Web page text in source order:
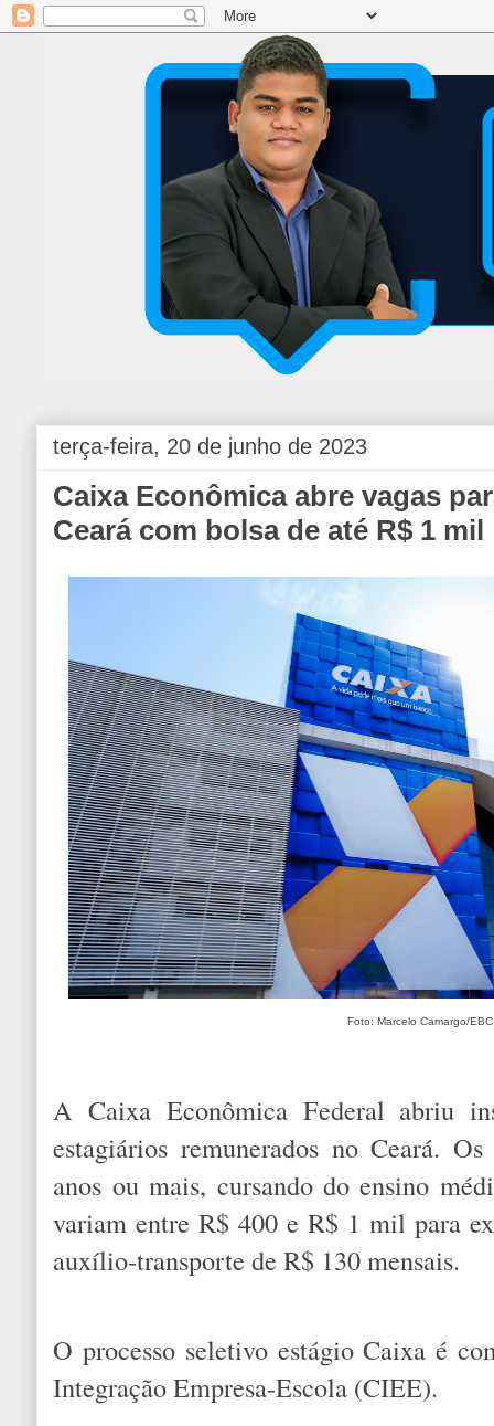
terça-feira, 20 de junho de 2023
Caixa Econômica abre vagas
Ceará com bolsa de até R$ 1 mil
Foto: Marcelo Camargo/EBC
A Caixa Econômica Federal abriu
estagiários remunerados no Ceará.
anos ou mais, cursando do ensino
variam entre R$ 400 e R$ 1 mil para
auxílio-transporte de R$ 130 mensais.
O processo seletivo estágio Caixa é
Integração Empresa-Escola (CIEE).